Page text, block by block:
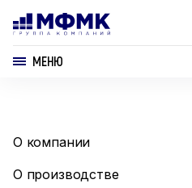
МЕНЮ
О компании
О производстве